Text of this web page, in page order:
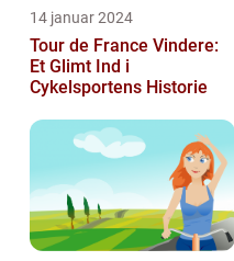
14 januar 2024
Tour de France Vindere:
Et Glimt Ind i
Cykelsportens Historie